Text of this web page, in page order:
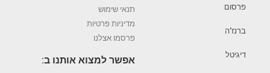
פרסום
ברנז’ה
דיגיטל
תנאי שימוש
מדיניות פרטיות
פרסמו אצלנו
אפשר למצוא אותנו ב: